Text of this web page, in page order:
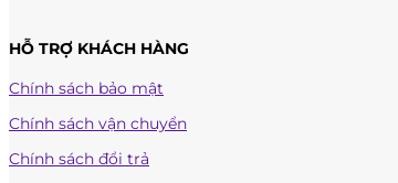
HỖ TRỢ KHÁCH HÀNG
Chính sách bảo mật
Chính sách vận chuyển
Chính sách đổi trả